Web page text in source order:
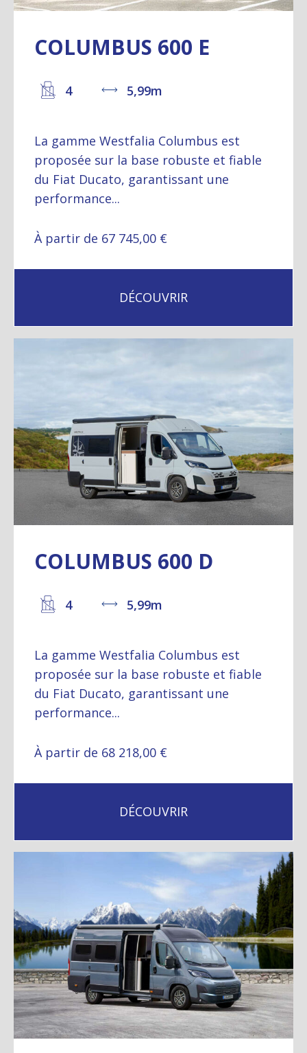
COLUMBUS 600 E
4 5,99m
La gamme Westfalia Columbus est
proposée sur la base robuste et fiable
du Fiat Ducato, garantissant une
performance...
À partir de 67 745,00 €
DÉCOUVRIR
COLUMBUS 600 D
4 5,99m
La gamme Westfalia Columbus est
proposée sur la base robuste et fiable
du Fiat Ducato, garantissant une
performance...
À partir de 68 218,00 €
DÉCOUVRIR